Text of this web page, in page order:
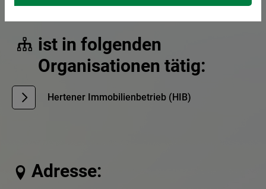
ist in folgenden
Organisationen tätig:
Hertener Immobilienbetrieb (HIB)
Adresse: